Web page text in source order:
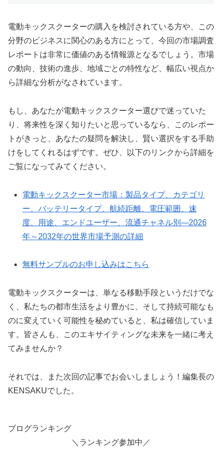
電動キックスクーターの購入を検討されている方や、この
分野のビジネスに関心のある方にとって、今回の市場調査
レポートは非常に価値のある情報源となるでしょう。市場
の動向、技術の進歩、地域ごとの特性など、幅広い視点か
ら詳細な分析がなされています。
もし、あなたが電動キックスクーター選びで迷っていた
り、将来性を深く知りたいと思っているなら、このレポー
トがきっと、あなたの疑問を解決し、賢い選択をする手助
けをしてくれるはずです。ぜひ、以下のリンクから詳細を
ご覧になってみてください。
電動キックスクーター市場：製品タイプ、カテゴリ
ー、バッテリータイプ、航続距離、電圧範囲、速
度、用途、エンドユーザー、流通チャネル別―2026
年～2032年の世界市場予測の詳細
無料サンプルのお申し込みはこちら
電動キックスクーターは、単なる移動手段というだけでな
く、私たちの都市生活をより豊かに、そして持続可能なも
のに変えていく可能性を秘めていると、私は確信していま
す。皆さんも、このエキサイティングな未来を一緒に考え
てみませんか？
それでは、また次回の記事でお会いしましょう！編集長の
KENSAKUでした。
ブログランキング
＼ランキング参加中／